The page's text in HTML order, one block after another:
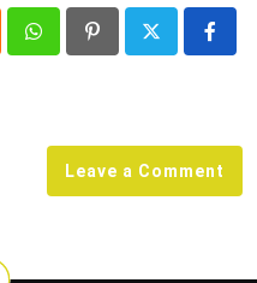
Pinterest
Leave a Comment